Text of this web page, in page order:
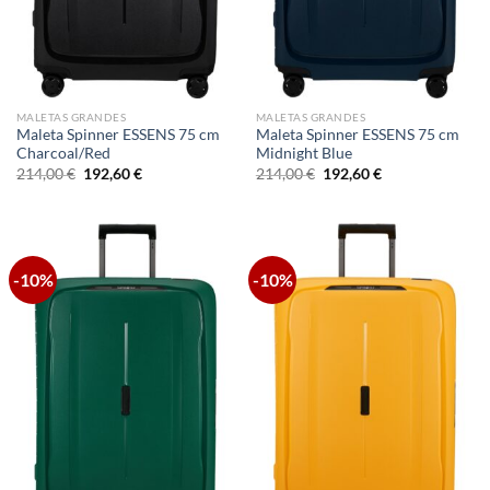
MALETAS GRANDES
Maleta Spinner ESSENS 75 cm
Charcoal/Red
214,00€ El
precio
214,00 €.
192,60€El
192,60 €.
MALETAS GRANDES
Maleta Spinner ESSENS 75 cm
Midnight Blue
214,00€ El
precio
214,00 €.
192,60€El
192,60 €.
-10% -10%